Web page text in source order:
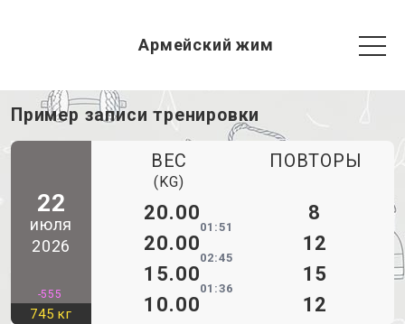
Армейский жим
Пример записи тренировки
22
июля
2026
745 кг
-555
ВЕС
(KG)
ПОВТОРЫ
20.00
20.00
01:51
15.00
02:45
10.00
01:36
8
12
15
12